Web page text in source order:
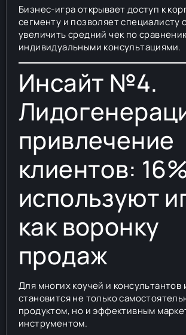
Бизнес-игра открывает доступ к
сегменту и позволяет специалисту
увеличить средний чек по
индивидуальными консультациями.
Инсайт №4.
привлечение
клиентов:
используют
как воронку
продаж
Для многих коучей и консультантов
становится не только
продуктом, но и эффективным
инструментом.